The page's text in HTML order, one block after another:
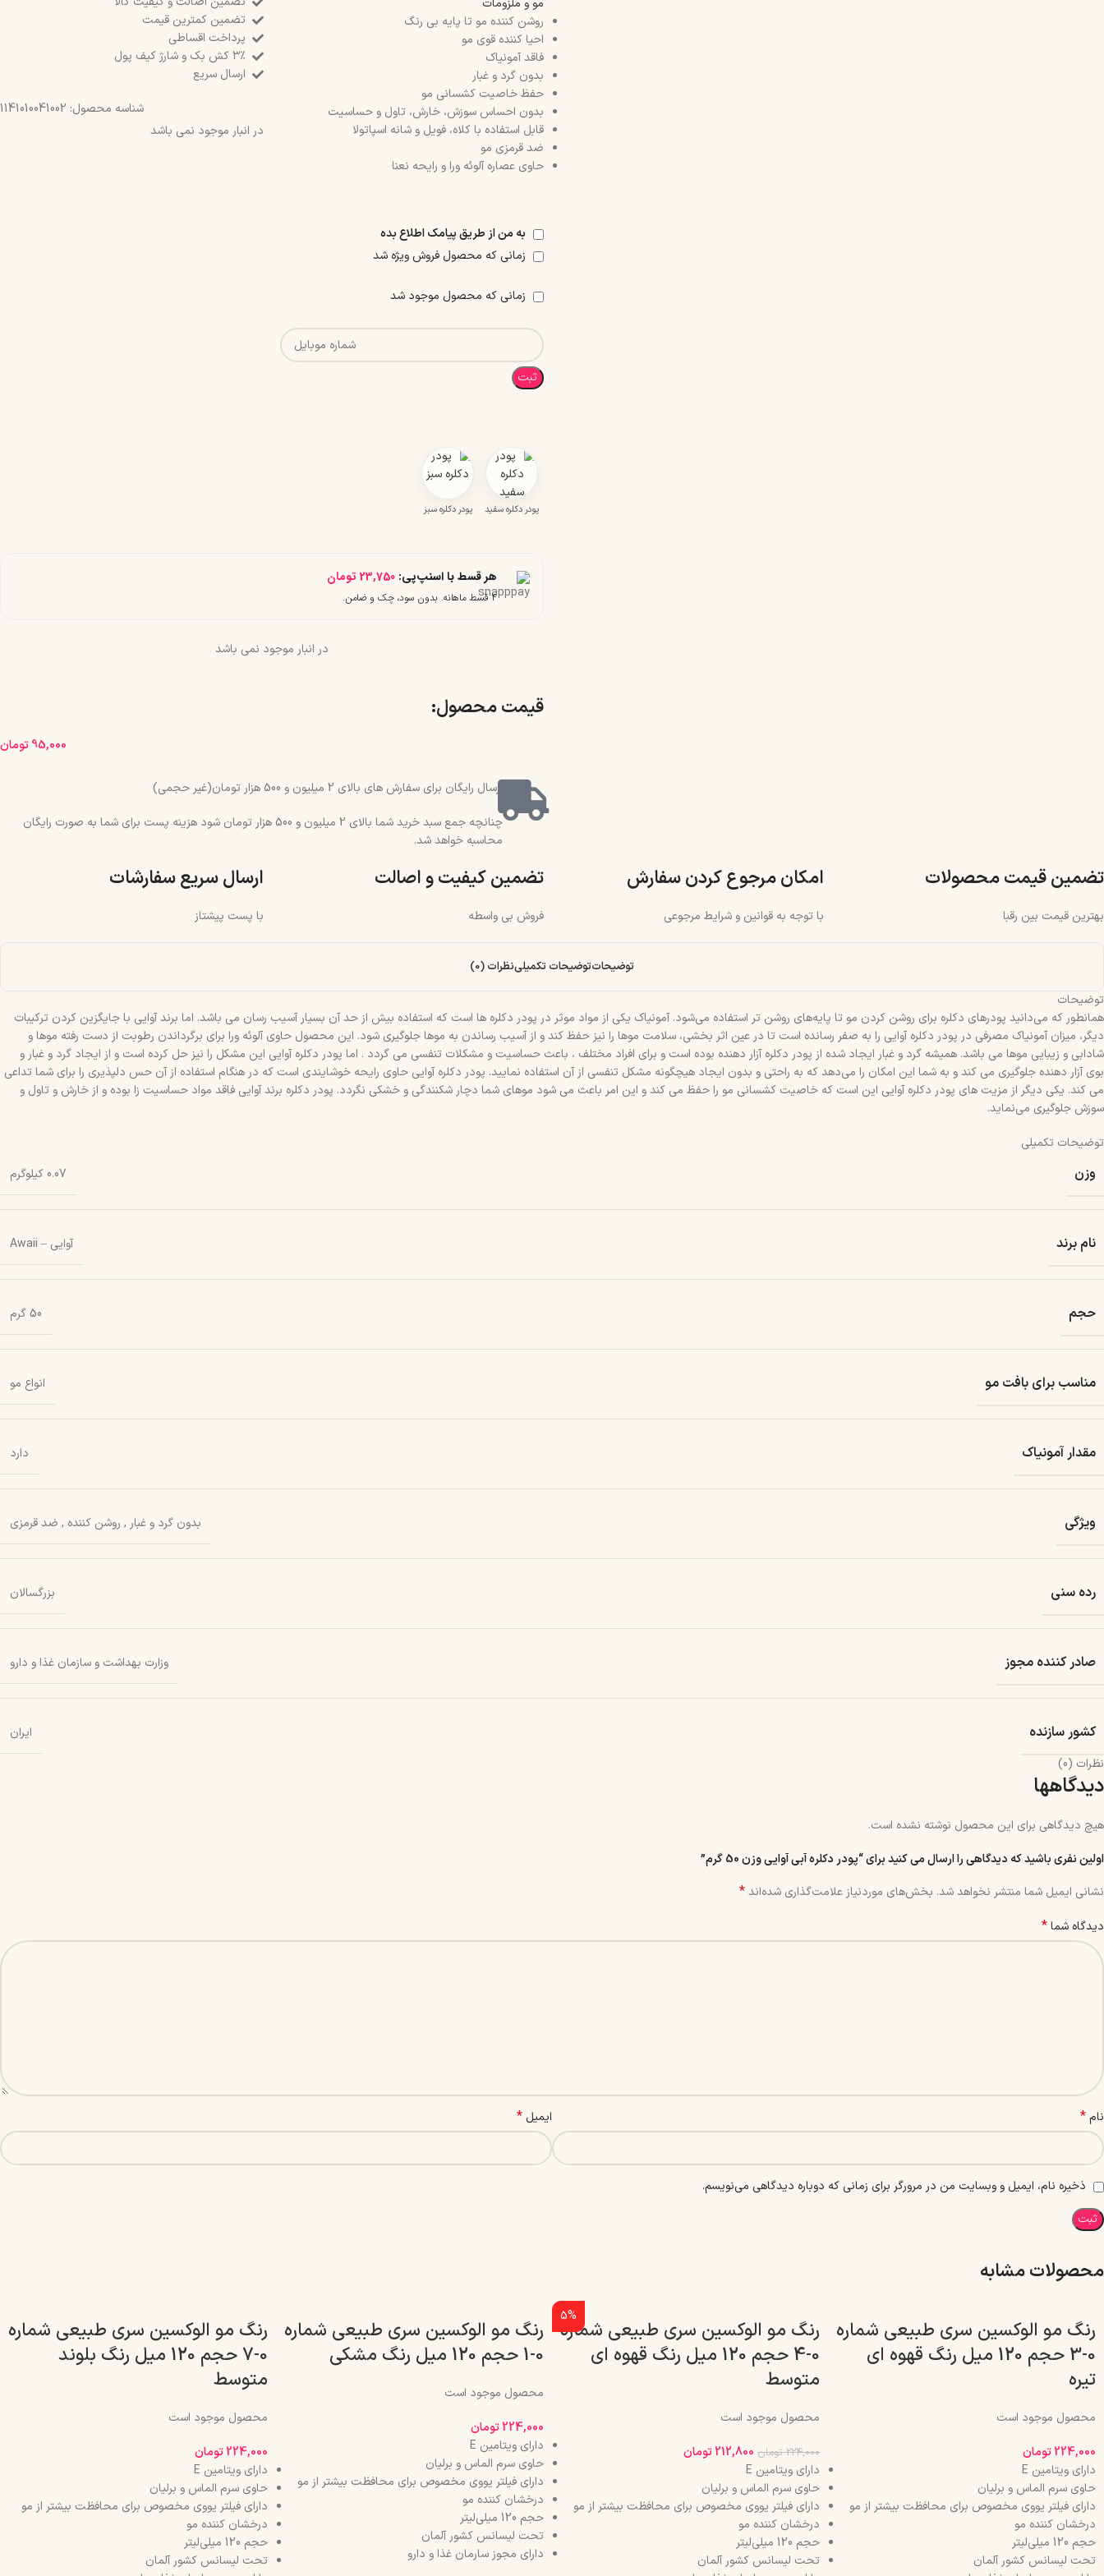
مو و ملزومات
روشن کننده مو تا پایه بی رنگ
احیا کننده قوی مو
فاقد آمونیاک
بدون گرد و غبار
حفظ خاصیت کشسانی مو
بدون احساس سوزش، خارش، تاول و حساسیت
قابل استفاده با کلاه، فویل و شانه اسپاتولا
ضد قرمزی مو
حاوی عصاره آلوئه ورا و رایحه نعنا
به من از طریق پیامک اطلاع بده
زمانی که محصول فروش ویژه شد
زمانی که محصول موجود شد
ثبت
تضمین کمترین قیمت
پرداخت اقساطی
۳٪ کش بک و شارژ کیف پول
ارسال سریع
شناسه محصول: 1141010041002
در انبار موجود نمی باشد
پودر دکلره سفید پودر دکلره سبز
هر قسط با اسنپ‌پی: 23,750 تومان
۴ قسط ماهانه. بدون سود، چک و ضامن.
در انبار موجود نمی باشد
قیمت محصول:​
95,000تومان
ارسال رایگان برای سفارش های بالای 2 میلیون و 500 هزار تومان(غیر حجمی)
چنانچه جمع سبد خرید شما بالای 2 میلیون و 500 هزار تومان شود هزینه پست برای شما به صورت رایگان
محاسبه خواهد شد.
تضمین قیمت محصولات
بهترین قیمت بین رقبا
امکان مرجوع کردن سفارش
با توجه به قوانین و شرایط مرجوعی
تضمین کیفیت و اصالت
فروش بی واسطه
ارسال سریع سفارشات
با پست پیشتاز
توضیحاتتوضیحات تکمیلینظرات (0)
توضیحات
همانطور که می‌دانید پودرهای دکلره برای روشن کردن مو تا پایه‌های روشن تر استفاده می‌شود. آمونیاک یکی از مواد موثر در پودر دکلره ها است که استفاده بیش از حد آن بسیار آسیب رسان می باشد. اما برند آوایی با جایگزین کردن ترکیبات
دیگر، میزان آمونیاک مصرفی در پودر دکلره آوایی را به صفر رسانده است تا در عین اثر بخشی، سلامت موها را نیز حفظ کند و از آسیب رساندن به موها جلوگیری شود. این محصول حاوی آلوئه ورا برای برگرداندن رطوبت از دست رفته موها و
شادابی و زیبایی موها می باشد. همیشه گرد و غبار ایجاد شده از پودر دکلره آزار دهنده بوده است و برای افراد مختلف ، باعث حساسیت و مشکلات تنفسی می گردد . اما پودر دکلره آوایی این مشکل را نیز حل کرده است و از ایجاد گرد و غبار و
بوی آزار دهنده جلوگیری می کند و به شما این امکان را می‌دهد که به راحتی و بدون ایجاد هیچگونه مشکل تنفسی از آن استفاده نمایید. پودر دکلره آوایی حاوی رایحه خوشایندی است که در هنگام استفاده از آن حس دلپذیری را برای شما تداعی
می کند. یکی دیگر از مزیت های پودر دکلره آوایی این است که خاصیت کشسانی مو را حفظ می کند و این امر باعث می شود موهای شما دچار شکنندگی و خشکی نگردد. پودر دکلره برند آوایی فاقد مواد حساسیت زا بوده و از خارش و تاول و
سوزش جلوگیری می‌نماید.
توضیحات تکمیلی
وزن 0.07 کیلوگرم
نام برند آوایی – Awaii
حجم 50 گرم
مناسب برای بافت مو انواع مو
مقدار آمونیاک دارد
ویژگی بدون گرد و غبار , روشن کننده , ضد قرمزی
رده سنی بزرگسالان
صادر کننده مجوز وزارت بهداشت و سازمان غذا و دارو
کشور سازنده
ایران
نظرات (0)
دیدگاهها
هیچ دیدگاهی برای این محصول نوشته نشده است.
اولین نفری باشید که دیدگاهی را ارسال می کنید برای “پودر دکلره آبی آوایی وزن 50 گرم”
نشانی ایمیل شما منتشر نخواهد شد. بخش‌های موردنیاز علامت‌گذاری شده‌اند*
دیدگاه شما*
نام* ایمیل *
ذخیره نام، ایمیل و وبسایت من در مرورگر برای زمانی که دوباره دیدگاهی می‌نویسم.
محصولات مشابه
رنگ مو الوکسین سری طبیعی شماره
0-3 حجم 120 میل رنگ قهوه ای
تیره
محصول موجود است
224,000تومان
دارای ویتامین E
حاوی سرم الماس و برلیان
دارای فیلتر یووی مخصوص برای محافظت بیشتر از مو
درخشان کننده مو
حجم 120 میلی‌لیتر
تحت لیسانس کشور آلمان
5%
رنگ مو الوکسین سری طبیعی شماره
0-4 حجم 120 میل رنگ قهوه ای
متوسط
محصول موجود است
224,000 تومان 212,800تومان
دارای ویتامین E
حاوی سرم الماس و برلیان
دارای فیلتر یووی مخصوص برای محافظت بیشتر از مو
درخشان کننده مو
حجم 120 میلی‌لیتر
تحت لیسانس کشور آلمان
رنگ مو الوکسین سری طبیعی شماره
0-1 حجم 120 میل رنگ مشکی
محصول موجود است
224,000تومان
دارای ویتامین E
حاوی سرم الماس و برلیان
دارای فیلتر یووی مخصوص برای محافظت بیشتر از مو
درخشان کننده مو
حجم 120 میلی‌لیتر
تحت لیسانس کشور آلمان
دارای مجوز سارمان غذا و دارو
رنگ مو الوکسین سری طبیعی شماره
0-7 حجم 120 میل رنگ بلوند
متوسط
محصول موجود است
224,000تومان
دارای ویتامین E
حاوی سرم الماس و برلیان
دارای فیلتر یووی مخصوص برای محافظت بیشتر از مو
درخشان کننده مو
حجم 120 میلی‌لیتر
تحت لیسانس کشور آلمان